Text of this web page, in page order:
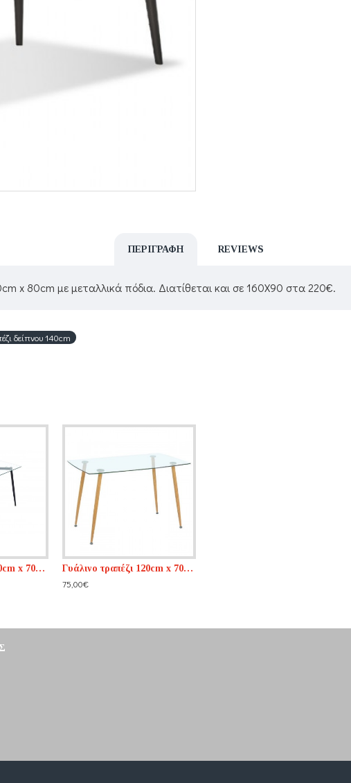
ΠΕΡΙΓΡΑΦΉ REVIEWS
x 80cm με μεταλλικά πόδια. Διατίθεται και σε 160Χ90 στα 220€.
δείπνου 140cm
Γυάλινο τραπέζι 120cm x 70cm Γυάλινο τραπέζι 120cm x 70cm
75,00€